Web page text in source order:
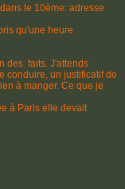
le 10ème: adresse
qu'une heure
des faits. J'attends
conduire, un justificatif de
à manger. Ce que je
à Paris elle devait